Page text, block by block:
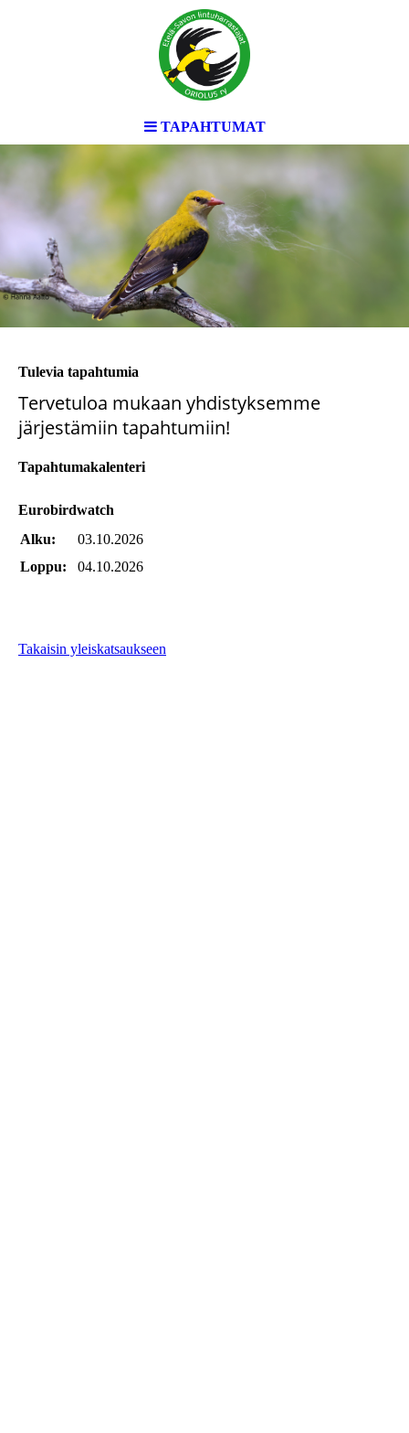
TAPAHTUMAT
Tulevia tapahtumia
Tervetuloa mukaan yhdistyksemme
järjestämiin tapahtumiin!
Tapahtumakalenteri
Eurobirdwatch
Alku:
03.10.2026
Loppu:
04.10.2026
Takaisin yleiskatsaukseen